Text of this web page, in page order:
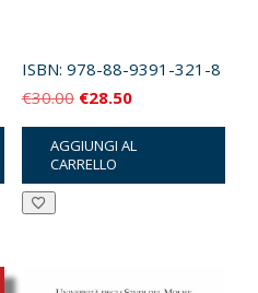
ISBN: 978-88-9391-321-8
€30.00 Il
prezzo
originale
era:
€28.50Il
prezzo
attuale
è:
AGGIUNGI AL
CARRELLO